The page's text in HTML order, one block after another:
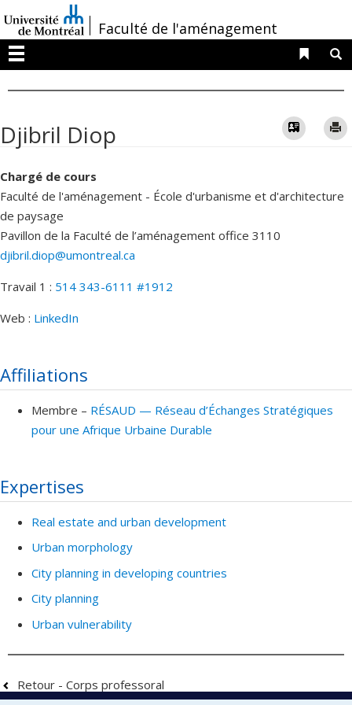
au
contenu
/Faculté de l'aménagement
Menu
Liens
Djibril Diop Vcard
Chargé de cours
Faculté de l'aménagement - École d'urbanisme et d'architecture
de paysage
Pavillon de la Faculté de l’aménagement office 3110
djibril.diop@umontreal.ca
Travail 1 : 514 343-6111 #1912
Web : LinkedIn
Affiliations
Membre – RÉSAUD — Réseau d’Échanges Stratégiques
pour une Afrique Urbaine Durable
Expertises
Real estate and urban development
Urban morphology
City planning in developing countries
City planning
Urban vulnerability
Retour - Corps professoral